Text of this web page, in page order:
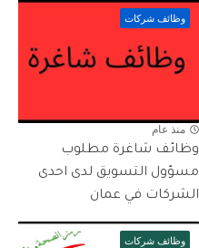
وظائف شركات
منذ عام
وظائف شاغرة مطلوب
مسؤول التسويق لدى احدى
الشركات في عمان
وظائف شركات